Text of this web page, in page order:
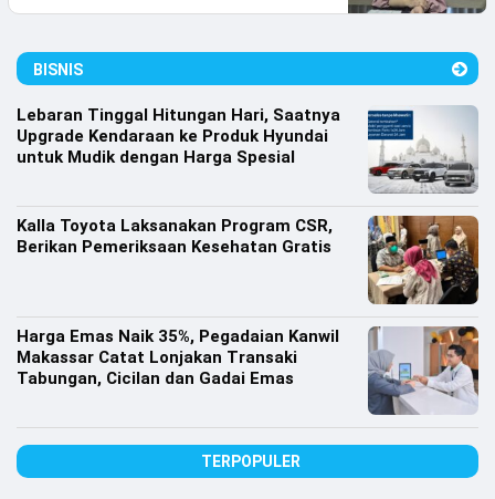
Lifestyle
Olahraga
Opini
BISNIS
Lebaran Tinggal Hitungan Hari, Saatnya
Upgrade Kendaraan ke Produk Hyundai
untuk Mudik dengan Harga Spesial
Kalla Toyota Laksanakan Program CSR,
Berikan Pemeriksaan Kesehatan Gratis
Harga Emas Naik 35%, Pegadaian Kanwil
Makassar Catat Lonjakan Transaki
Tabungan, Cicilan dan Gadai Emas
TERPOPULER